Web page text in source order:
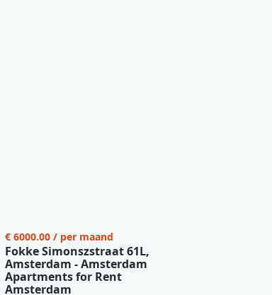
€ 6000.00 / per maand
Fokke Simonszstraat 61L,
Amsterdam - Amsterdam
Apartments for Rent
Amsterdam